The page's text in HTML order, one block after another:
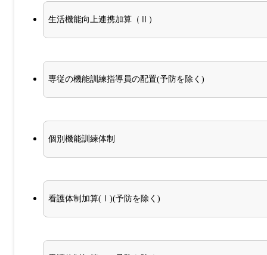
生活機能向上連携加算（Ⅱ）
専従の機能訓練指導員の配置(予防を除く)
個別機能訓練体制
看護体制加算(Ⅰ)(予防を除く)